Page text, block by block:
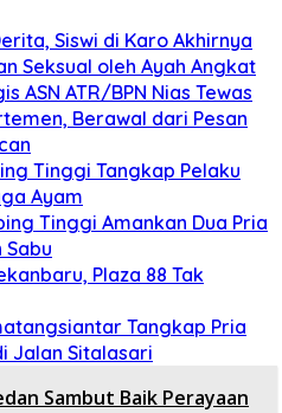
Siswi di Karo Akhirnya
Seksual oleh Ayah Angkat
ASN ATR/BPN Nias Tewas
Berawal dari Pesan
Tinggi Tangkap Pelaku
Ayam
Tinggi Amankan Dua Pria
Plaza 88 Tak
Tangkap Pria
Jalan Sitalasari
Sambut Baik Perayaan